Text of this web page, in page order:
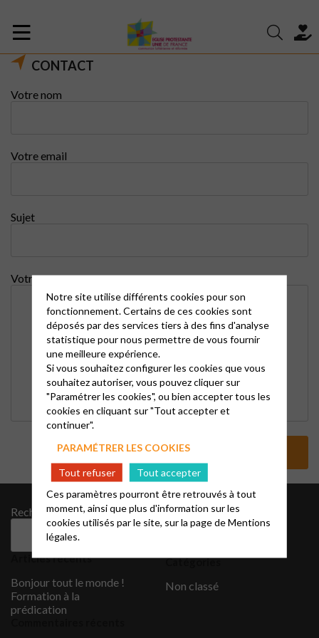
CONTACT
Votre nom
Votre email
Sujet
Votre message
Rechercher
Articles récents
Bonjour tout le monde !
Formation à la
prédication
Archives
Catégories
Non classé
Notre site utilise différents cookies pour son
fonctionnement. Certains de ces cookies sont
déposés par des services tiers à des fins d'analyse
statistique pour nous permettre de vous fournir
une meilleure expérience.
Si vous souhaitez configurer les cookies que vous
souhaitez autoriser, vous pouvez cliquer sur
"Paramétrer les cookies", ou bien accepter tous les
cookies en cliquant sur "Tout accepter et
continuer".
PARAMÉTRER LES COOKIES
Tout refuser
Tout accepter
Ces paramètres pourront être retrouvés à tout
moment, ainsi que plus d'information sur les
cookies utilisés par le site, sur la page deMentions
légales.